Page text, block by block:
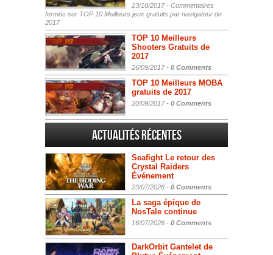
23/10/2017 - Commentaires
fermés sur TOP 10 Meilleurs jeux gratuits par navigateur de
2017
TOP 10 Meilleurs
Shooters Gratuits de
2017
26/09/2017 - 0 Comments
TOP 10 Meilleurs MOBA
gratuits de 2017
20/09/2017 - 0 Comments
Actualités Récentes
Seafight Le retour des
Crystal Raiders
Événement
23/07/2026 - 0 Comments
La saga épique de
NosTale continue
16/07/2026 - 0 Comments
DarkOrbit Gantelet de